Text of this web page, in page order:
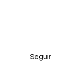
Seguir